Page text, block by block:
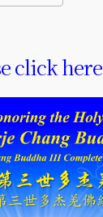
click here